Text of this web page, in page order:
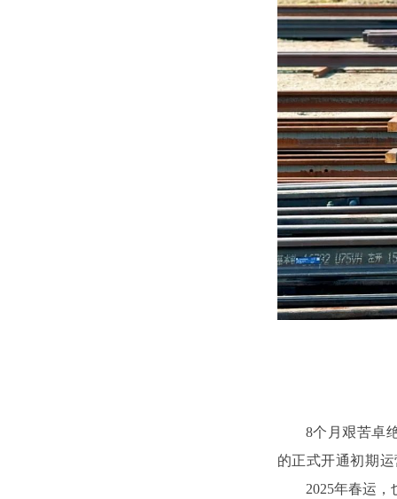
8个月艰苦卓
的正式开通初期
2025年春运